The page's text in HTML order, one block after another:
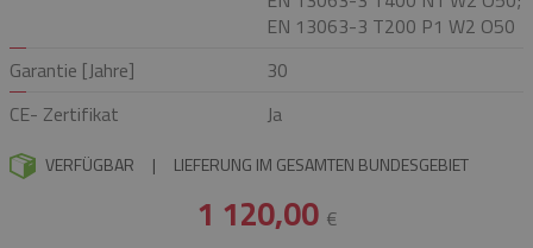
EN 13063-3 T200 P1 W2 O50
Garantie [Jahre]
30
CE- Zertifikat
Ja
VERFÜGBAR | LIEFERUNG IM GESAMTEN BUNDESGEBIET
1 120,00 €